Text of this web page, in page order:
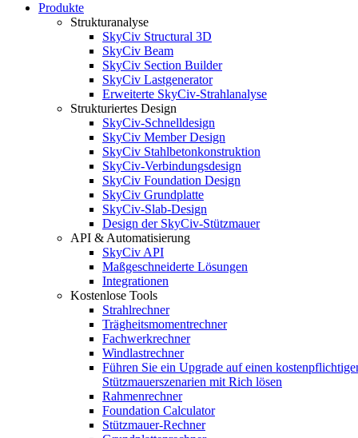
Produkte
Strukturanalyse
SkyCiv Structural 3D
SkyCiv Beam
SkyCiv Section Builder
SkyCiv Lastgenerator
Erweiterte SkyCiv-Strahlanalyse
Strukturiertes Design
SkyCiv-Schnelldesign
SkyCiv Member Design
SkyCiv Stahlbetonkonstruktion
SkyCiv-Verbindungsdesign
SkyCiv Foundation Design
SkyCiv Grundplatte
SkyCiv-Slab-Design
Design der SkyCiv-Stützmauer
API & Automatisierung
SkyCiv API
Maßgeschneiderte Lösungen
Integrationen
Kostenlose Tools
Strahlrechner
Trägheitsmomentrechner
Fachwerkrechner
Windlastrechner
Führen Sie ein Upgrade auf einen
Stützmauerszenarien mit Rich lösen
Rahmenrechner
Foundation Calculator
Stützmauer-Rechner